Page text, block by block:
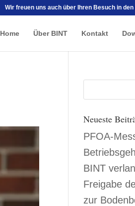
Wir freuen uns auch über Ihren Besuch in den
Home Über BINT Kontakt
Neueste
PFOA-
BINT
Freigabe
zur